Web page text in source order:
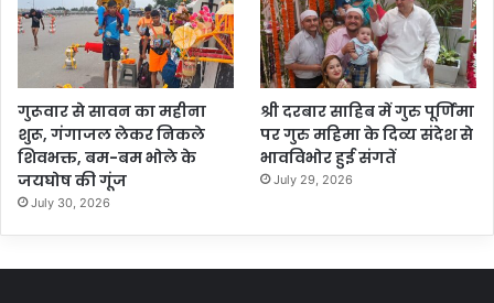
गुरूवार से सावन का महीना
शुरू, गंगाजल लेकर निकले
शिवभक्त, बम-बम भोले के
जयघोष की गूंज
July 30, 2026
श्री दरबार साहिब में गुरु पूर्णिमा
पर गुरु महिमा के दिव्य संदेश से
भावविभोर हुई संगतें
July 29, 2026